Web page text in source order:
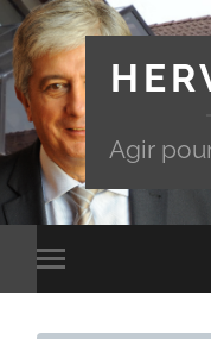
Agir
Toggle
mobile